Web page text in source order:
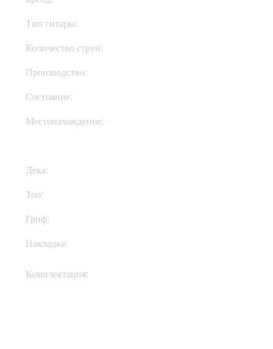
Тип гитары:
Количество струн:
Производство:
Состояние:
Местонахождение:
Дека:
Топ:
Гриф:
Накладка:
Комплектация: